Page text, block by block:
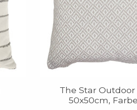
The Star Outdoor
50x50cm,